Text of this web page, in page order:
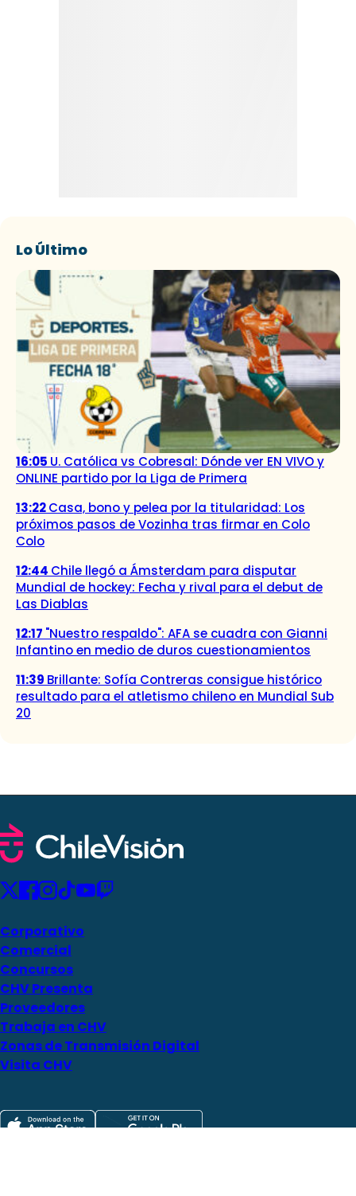
Lo Último
16:05 U. Católica vs Cobresal: Dónde ver EN VIVO y
ONLINE partido por la Liga de Primera
13:22Casa, bono y pelea por la titularidad: Los
próximos pasos de Vozinha tras firmar en Colo
Colo
12:44 Chile llegó a Ámsterdam para disputar
Mundial de hockey: Fecha y rival para el debut de
Las Diablas
12:17 "Nuestro respaldo": AFA se cuadra con Gianni
Infantino en medio de duros cuestionamientos
11:39 Brillante: Sofía Contreras consigue histórico
resultado para el atletismo chileno en Mundial Sub
20
Corporativo
Comercial
Concursos
CHV Presenta
Proveedores
Trabaja en CHV
Zonas de Transmisión Digital
Visita CHV